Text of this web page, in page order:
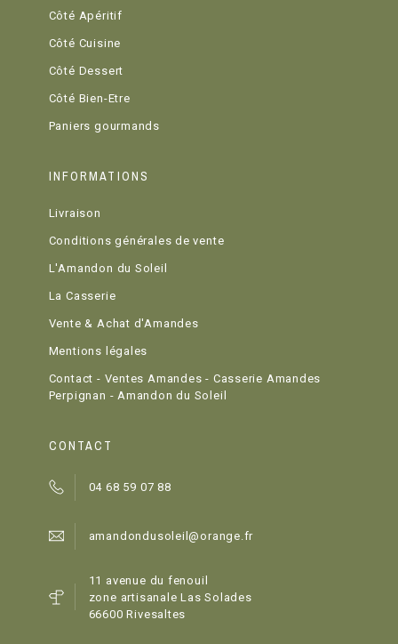
Côté Apéritif
Côté Cuisine
Côté Dessert
Côté Bien-Etre
Paniers gourmands
INFORMATIONS
Livraison
Conditions générales de vente
L'Amandon du Soleil
La Casserie
Vente & Achat d'Amandes
Mentions légales
Contact - Ventes Amandes - Casserie Amandes
Perpignan - Amandon du Soleil
CONTACT
04 68 59 07 88
amandondusoleil@orange.fr
11 avenue du fenouil
zone artisanale Las Solades
66600 Rivesaltes